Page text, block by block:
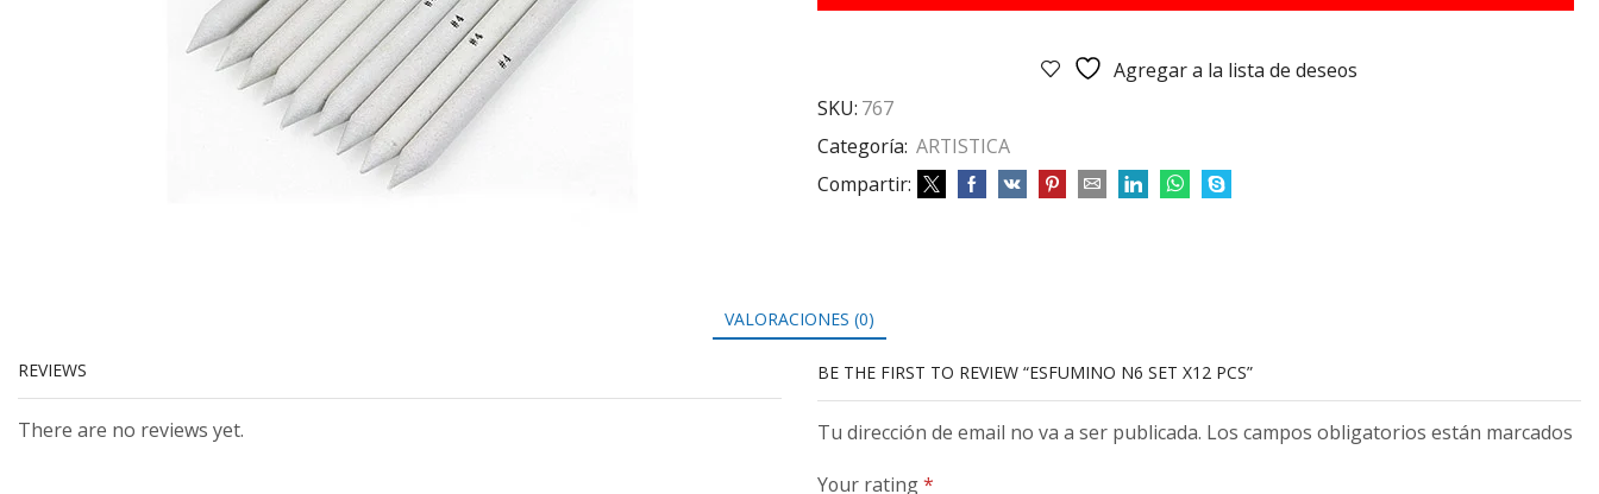
cantidad
Agregar a la lista de deseos
SKU: 767
Categoría: ARTISTICA
Compartir:
VALORACIONES (0)
REVIEWS
There are no reviews yet.
BE THE FIRST TO REVIEW “ESFUMINO N6 SET X12 PCS”
Tu dirección de email no va a ser publicada. Los campos obligatorios están marcados
Your rating*